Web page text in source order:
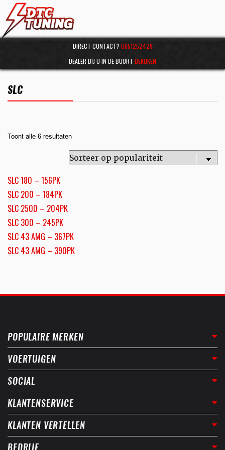
DIRECT CONTACT? 0651252429
DEALER BIJ U IN DE BUURT BEKIJKEN
SLC
Toont alle 6 resultaten
SLC 180 – 156PK
SLC 200 – 184PK
SLC 250D – 204PK
SLC 300 – 245PK
SLC 43 AMG – 367PK
SLC 43 AMG – 390PK
POPULAIRE MERKEN
VOERTUIGEN
SOCIAL
KLANTENSERVICE
KLANTEN VERTELLEN
BEDRIJF